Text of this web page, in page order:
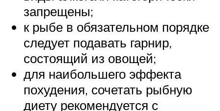
запрещены;
к рыбе в обязательном порядке
следует подавать гарнир,
состоящий из овощей;
для наибольшего эффекта
похудения, сочетать рыбную
диету рекомендуется с